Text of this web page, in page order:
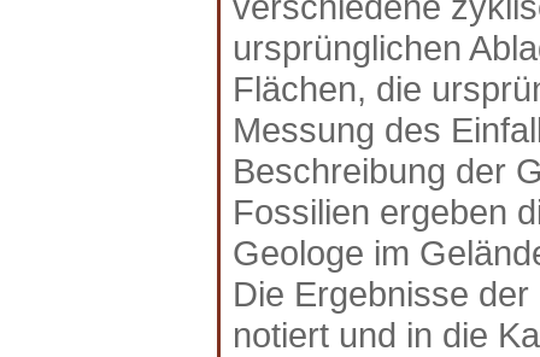
ursprünglichen
Flächen, die
Messung des
Beschreibung der
Fossilien ergeben
Geologe im
Die Ergebnisse
notiert und in die